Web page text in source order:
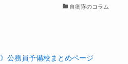
自衛隊のコラム
》公務員予備校まとめページ